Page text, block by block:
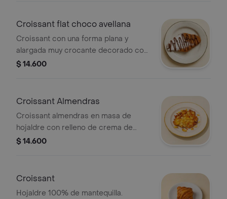
Croissant flat choco avellana
Croissant con una forma plana y
alargada muy crocante decorado con
salsa de choco avellana y nips de
$ 14.600
Croissant Almendras
Croissant almendras en masa de
hojaldre con relleno de crema de
almendra, cubierto con azúcar glas y
$ 14.600
Croissant
Hojaldre 100% de mantequilla.